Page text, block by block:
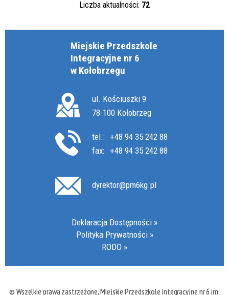
Liczba aktualności: 72
Miejskie Przedszkole
Integracyjne nr 6
w Kołobrzegu
ul. Kościuszki 9
78-100 Kołobrzeg
tel.: +48 94 35 242 88
fax:
+48 94 35 242 88
dyrektor@pm6kg.pl
Deklaracja Dostępności
Polityka Prywatności
RODO
© Wszelkie prawa zastrzeżone, Miejskie Przedszkole Integracyjne nr 6 im.